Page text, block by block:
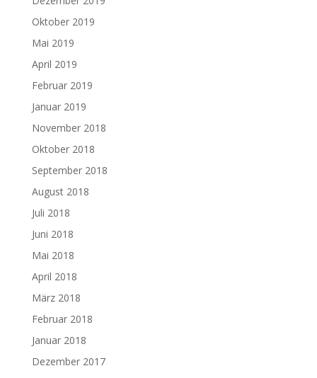
Oktober 2019
Mai 2019
April 2019
Februar 2019
Januar 2019
November 2018
Oktober 2018
September 2018
August 2018
Juli 2018
Juni 2018
Mai 2018
April 2018
März 2018
Februar 2018
Januar 2018
Dezember 2017